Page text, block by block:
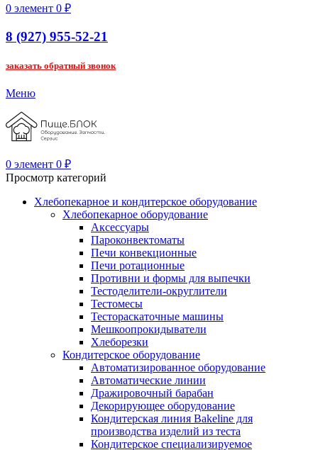
0 элемент 0 ₽
8 (927) 955-52-21
заказать обратный звонок
Меню
0 элемент 0 ₽
Просмотр категорий
Хлебопекарное и кондитерское оборудование
Хлебопекарное оборудование
Аксессуары
Пароконвектоматы
Печи конвекционные
Печи ротационные
Противни и формы для выпечки
Тестоделители-округлители
Тестомесы
Тестораскаточные машины
Мешкоопрокидыватели
Хлеборезки
Кондитерское оборудование
Автоматизированное оборудование
Автоматические линии
Дражировочный барабан
Декорирующее оборудование
Кондитерская линия Bakeline для
производства изделий из теста
Кондитерское специализируемое